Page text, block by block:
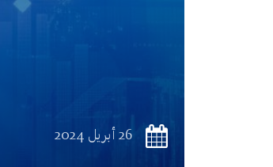
26 أبريل 2024